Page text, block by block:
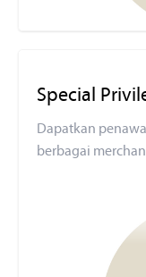
Special
Dapatkan
berbagai